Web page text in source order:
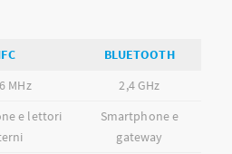
BLUETOOTH
MHz
2,4 GHz
e lettori
Smartphone e
gateway